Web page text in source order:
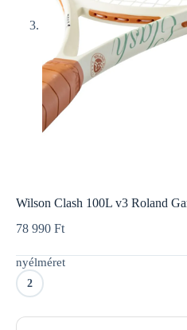
Wilson Clash 100L v3 Roland
78 990 Ft
nyélméret
2